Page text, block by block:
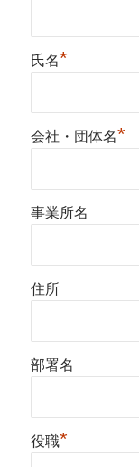
氏名*
会社・団体名*
事業所名
住所
部署名
役職*